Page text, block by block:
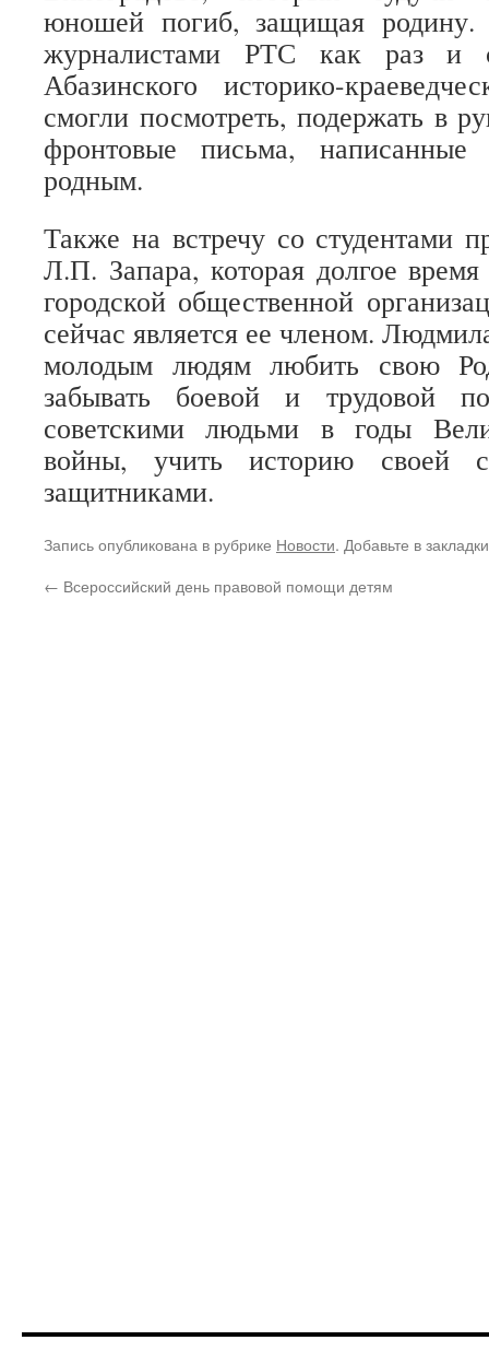
юношей погиб, защищая родину.
журналистами РТС как раз и
Абазинского историко-
смогли посмотреть, подержать в
фронтовые письма,
родным.
Также на встречу со студентами
Л.П. Запара, которая долгое
городской общественной
сейчас является ее членом.
молодым людям любить свою
забывать боевой и трудовой
советскими людьми в годы
войны, учить историю своей
защитниками.
Запись опубликована в рубрике Новости. Добавьте в
← Всероссийский день правовой помощи детям